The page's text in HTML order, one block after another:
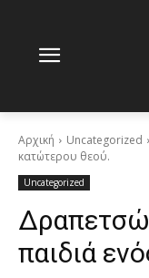
Αρχική Uncategorized
κατώτερου θεού.
Uncategorized
παιδιά